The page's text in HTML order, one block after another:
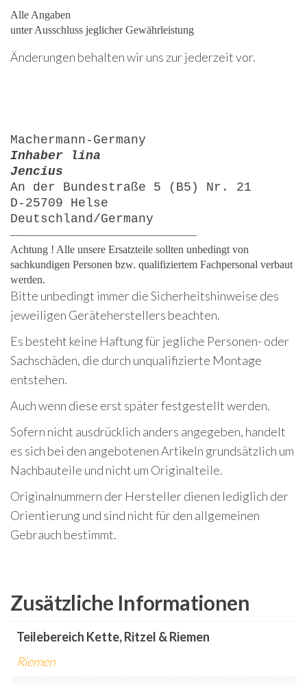
Alle Angaben
unter Ausschluss jeglicher Gewährleistung
Änderungen behalten wir uns zur jederzeit vor.
Machermann-Germany
Inhaber lina
Jencius
An der Bundestraße 5 (B5) Nr. 21
D-25709 Helse
Deutschland/Germany
—————————————————
Achtung ! Alle unsere Ersatzteile sollten unbedingt von
sachkundigen Personen bzw. qualifiziertem Fachpersonal verbaut
werden.
Bitte unbedingt immer die Sicherheitshinweise des
jeweiligen Geräteherstellers beachten.
Es besteht keine Haftung für jegliche Personen- oder
Sachschäden, die durch unqualifizierte Montage
entstehen.
Auch wenn diese erst später festgestellt werden.
Sofern nicht ausdrücklich anders angegeben, handelt
es sich bei den angebotenen Artikeln grundsätzlich um
Nachbauteile und nicht um Originalteile.
Originalnummern der Hersteller dienen lediglich der
Orientierung und sind nicht für den allgemeinen
Gebrauch bestimmt.
Zusätzliche Informationen
Teilebereich Kette, Ritzel & Riemen
Riemen